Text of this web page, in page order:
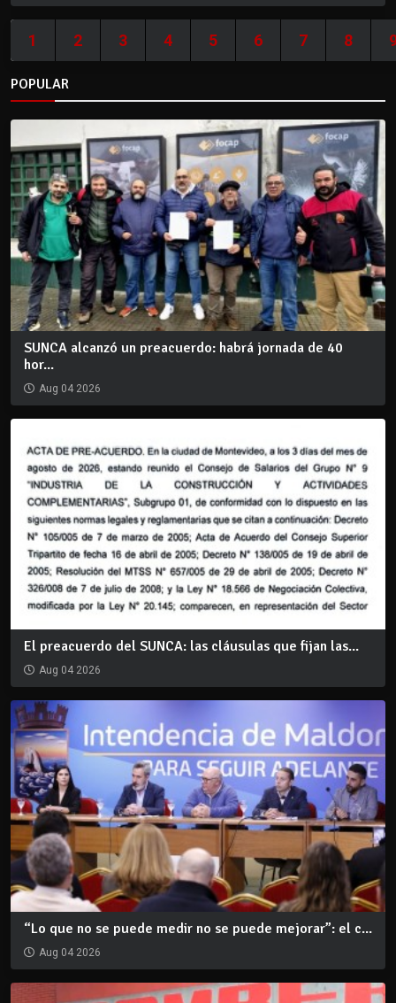
1 2 3 4 5 6 7 8
POPULAR
SUNCA alcanzó un preacuerdo: habrá jornada de 40
hor...
Aug 04 2026
El preacuerdo del SUNCA: las cláusulas que fijan las...
Aug 04 2026
“Lo que no se puede medir no se puede mejorar”: el c...
Aug 04 2026